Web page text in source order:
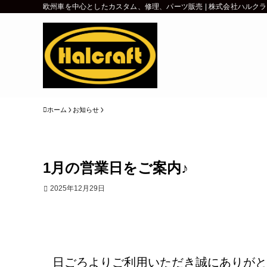
欧州車を中心としたカスタム、修理、パーツ販売 | 株式会社ハルク
ホーム お知らせ
1月の営業日をご案内♪
2025年12月29日
日ごろよりご利用いただき誠にありが